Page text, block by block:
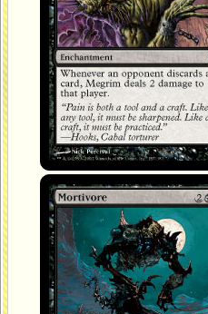
Nécrovore